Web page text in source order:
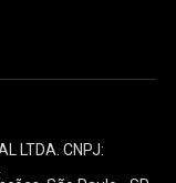
LTDA. CNPJ: